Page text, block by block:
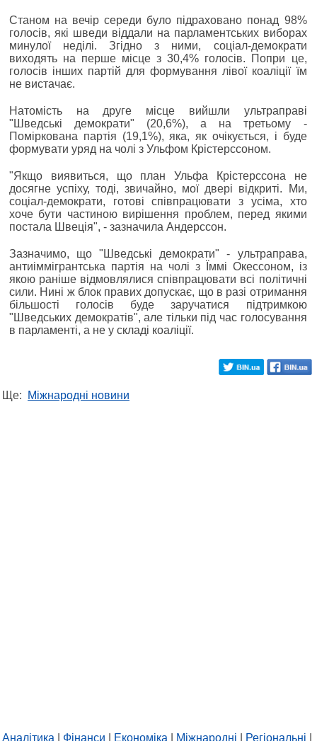
Станом на вечір середи було підраховано понад 98%
голосів, які шведи віддали на парламентських виборах
минулої неділі. Згідно з ними, соціал-демократи
виходять на перше місце з 30,4% голосів. Попри це,
голосів інших партій для формування лівої коаліції їм
не вистачає.
Натомість на друге місце вийшли ультраправі
"Шведські демократи" (20,6%), а на третьому -
Поміркована партія (19,1%), яка, як очікується, і буде
формувати уряд на чолі з Ульфом Крістерссоном.
"Якщо виявиться, що план Ульфа Крістерссона не
досягне успіху, тоді, звичайно, мої двері відкриті. Ми,
соціал-демократи, готові співпрацювати з усіма, хто
хоче бути частиною вирішення проблем, перед якими
постала Швеція", - зазначила Андерссон.
Зазначимо, що "Шведські демократи" - ультраправа,
антиіммігрантська партія на чолі з Їммі Окессоном, із
якою раніше відмовлялися співпрацювати всі політичні
сили. Нині ж блок правих допускає, що в разі отримання
більшості голосів буде заручатися підтримкою
"Шведських демократів", але тільки під час голосування
в парламенті, а не у складі коаліції.
Ще: Міжнародні новини
Аналітика Фінанси Економіка Міжнародні Регіональні